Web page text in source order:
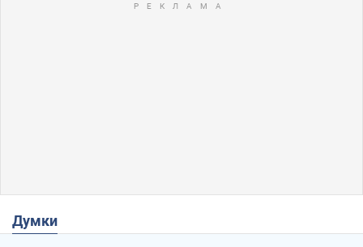
Думки